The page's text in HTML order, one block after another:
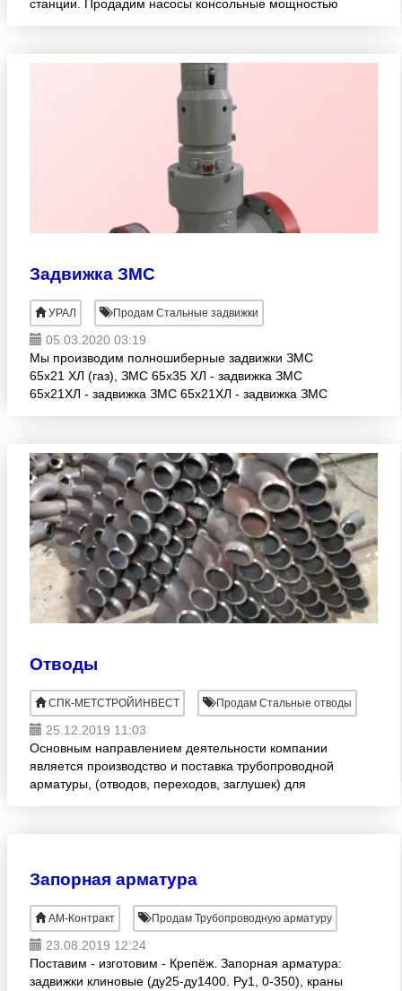
станции. Продадим насосы консольные мощностью
Задвижка ЗМС
УРАЛ Продам Стальные задвижки
05.03.2020 03:19
Мы производим полношиберные задвижки ЗМС
65х21 ХЛ (газ), ЗМС 65х35 ХЛ - задвижка ЗМС
65х21ХЛ - задвижка ЗМС 65х21ХЛ - задвижка ЗМС
Отводы
СПК-МЕТСТРОЙИНВЕСТ Продам Стальные отводы
25.12.2019 11:03
Основным направлением деятельности компании
является производство и поставка трубопроводной
арматуры, (отводов, переходов, заглушек) для
Запорная арматура
АМ-Контракт Продам Трубопроводную арматуру
23.08.2019 12:24
Поставим - изготовим - Крепёж. Запорная арматура:
задвижки клиновые (ду25-ду1400. Ру1, 0-350), краны